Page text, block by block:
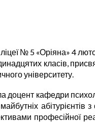
№ 5 «Оріяна» 4
класів,
університету.
доцент кафедри
професійної